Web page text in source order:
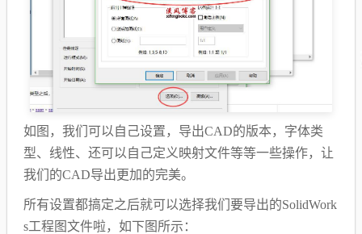
如图，我们可以自己设置，导出CAD的版本，字体类
型、线性、还可以自己定义映射文件等等一些操作，让
我们的CAD导出更加的完美。
所有设置都搞定之后就可以选择我们要导出的SolidWork
s工程图文件啦，如下图所示：